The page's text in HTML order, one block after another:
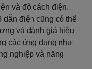
và độ cách điện.
dẫn điện cũng có thể
và đánh giá hiệu
các ứng dụng như
nghiệp và năng